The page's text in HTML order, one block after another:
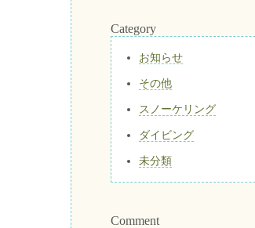
Category
お知らせ
その他
スノーケリング
ダイビング
未分類
Comment